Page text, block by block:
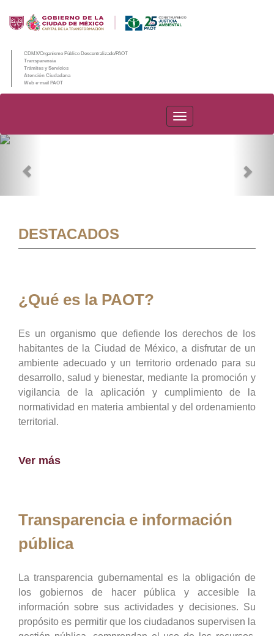
CDMX/Organismo Público Descentralizado/PAOT
Transparencia
Trámites y Servicios
Atención Ciudadana
Web e-mail PAOT
PAOT
DESTACADOS
¿Qué es la PAOT?
Es un organismo que defiende los derechos de los
habitantes de la Ciudad de México, a disfrutar de un
ambiente adecuado y un territorio ordenado para su
desarrollo, salud y bienestar, mediante la promoción y
vigilancia de la aplicación y cumplimiento de la
normatividad en materia ambiental y del ordenamiento
territorial.
Ver más
Transparencia e información
pública
La transparencia gubernamental es la obligación de
los gobiernos de hacer pública y accesible la
información sobre sus actividades y decisiones. Su
propósito es permitir que los ciudadanos supervisen la